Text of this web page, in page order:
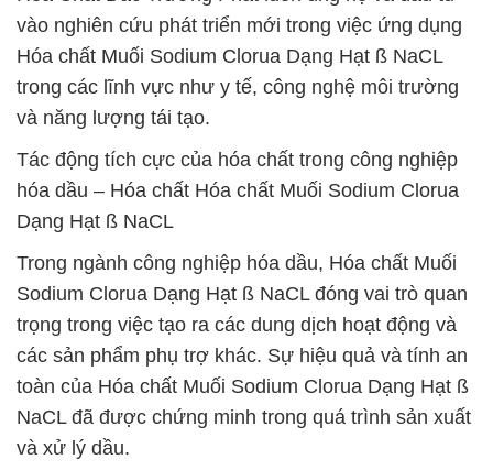
vào nghiên cứu phát triển mới trong việc ứng dụng
Hóa chất Muối Sodium Clorua Dạng Hạt ß NaCL
trong các lĩnh vực như y tế, công nghệ môi trường
và năng lượng tái tạo.
Tác động tích cực của hóa chất trong công nghiệp
hóa dầu – Hóa chất Hóa chất Muối Sodium Clorua
Dạng Hạt ß NaCL
Trong ngành công nghiệp hóa dầu, Hóa chất Muối
Sodium Clorua Dạng Hạt ß NaCL đóng vai trò quan
trọng trong việc tạo ra các dung dịch hoạt động và
các sản phẩm phụ trợ khác. Sự hiệu quả và tính an
toàn của Hóa chất Muối Sodium Clorua Dạng Hạt ß
NaCL đã được chứng minh trong quá trình sản xuất
và xử lý dầu.